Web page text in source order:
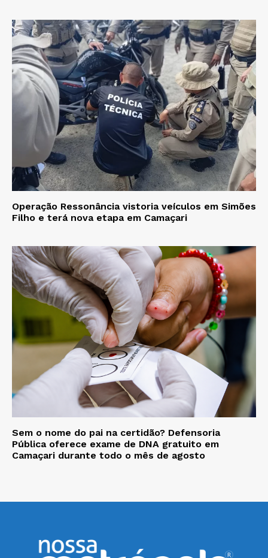
Operação Ressonância vistoria veículos em Simões
Filho e terá nova etapa em Camaçari
Sem o nome do pai na certidão? Defensoria
Pública oferece exame de DNA gratuito em
Camaçari durante todo o mês de agosto